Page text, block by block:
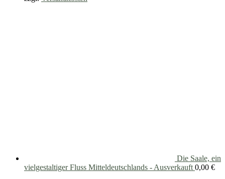
Die Saale, ein
vielgestaltiger Fluss Mitteldeutschlands - Ausverkauft 0,00 €